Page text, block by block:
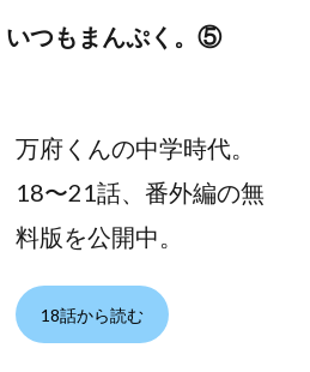
いつもまんぷく。⑤
万府くんの中学時代。
18〜21話、番外編の無
料版を公開中。
18話から読む